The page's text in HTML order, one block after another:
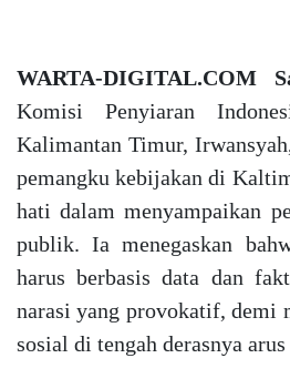
WARTA-DIGITAL.COM
Komisi Penyiaran
Kalimantan Timur,
pemangku kebijakan di
hati dalam menyampaikan
publik. Ia menegaskan
harus berbasis data dan
narasi yang provokatif, demi
sosial di tengah derasnya